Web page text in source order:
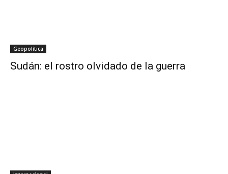
Geopolítica
Sudán: el rostro olvidado de la guerra